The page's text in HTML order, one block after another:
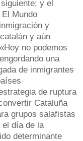
y el
Mundo
y
y aún
no podemos
una
de inmigrantes
de ruptura
Cataluña
grupos salafistas
el día de la
determinante